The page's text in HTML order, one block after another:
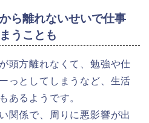
ら離れないせいで仕事
うことも
頭方離れなくて、勉強や仕
っとしてしまうなど、生活
あるようです。
関係で、周りに悪影響が出